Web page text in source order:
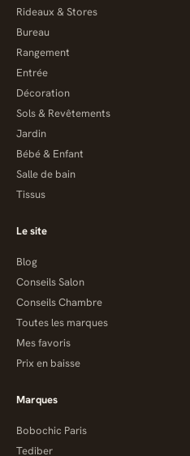
Rideaux & Stores
Bureau
Rangement
Entrée
Décoration
Sols & Revêtements
Jardin
Bébé & Enfant
Salle de bain
Tissus
Le site
Blog
Conseils Salon
Conseils Chambre
Toutes les marques
Mes favoris
Prix en baisse
Marques
Bobochic Paris
Tediber